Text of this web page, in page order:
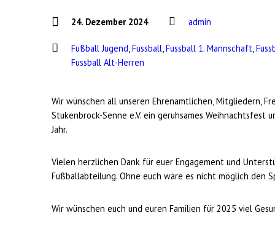
24. Dezember 2024 admin
Fußball Jugend Fussball Fussball 1. Mannschaft
Fussball Alt-Herren
Wir wünschen all unseren Ehrenamtlichen, Mitgliedern,
Stukenbrock-Senne e.V. ein geruhsames Weihnachtsfest
Jahr.
Vielen herzlichen Dank für euer Engagement und
Fußballabteilung. Ohne euch wäre es nicht möglich den
Wir wünschen euch und euren Familien für 2025 viel